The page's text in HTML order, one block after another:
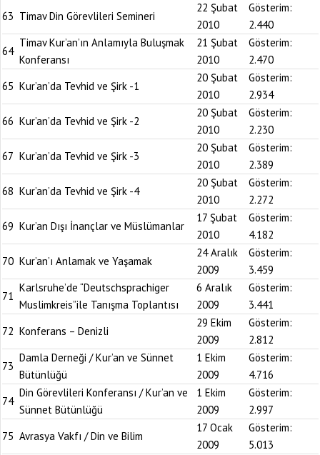
63 Timav Din Görevlileri Semineri
22 Şubat
2010
Gösterim:
2.440
64
Timav Kur’an’ın Anlamıyla Buluşmak
Konferansı
21 Şubat
2010
Gösterim:
2.470
65 Kur’an’da Tevhid ve Şirk -1
20 Şubat
2010
Gösterim:
2.934
66 Kur’an’da Tevhid ve Şirk -2
20 Şubat
2010
Gösterim:
2.230
67 Kur’an’da Tevhid ve Şirk -3
20 Şubat
2010
Gösterim:
2.389
68 Kur’an’da Tevhid ve Şirk -4
20 Şubat
2010
Gösterim:
2.272
69 Kur’an Dışı İnançlar ve Müslümanlar
17 Şubat
2010
Gösterim:
4.182
70 Kur’an’ı Anlamak ve Yaşamak
24 Aralık
2009
Gösterim:
3.459
71
Karlsruhe’de “Deutschsprachiger
Muslimkreis”ile Tanışma Toplantısı
6 Aralık
2009
Gösterim:
3.441
72 Konferans – Denizli
29 Ekim
2009
Gösterim:
2.812
73
Damla Derneği / Kur’an ve Sünnet
Bütünlüğü
1 Ekim
2009
Gösterim:
4.716
74
Din Görevlileri Konferansı / Kur’an ve
Sünnet Bütünlüğü
1 Ekim
2009
Gösterim:
2.997
75 Avrasya Vakfı / Din ve Bilim
17 Ocak
2009
Gösterim:
5.013